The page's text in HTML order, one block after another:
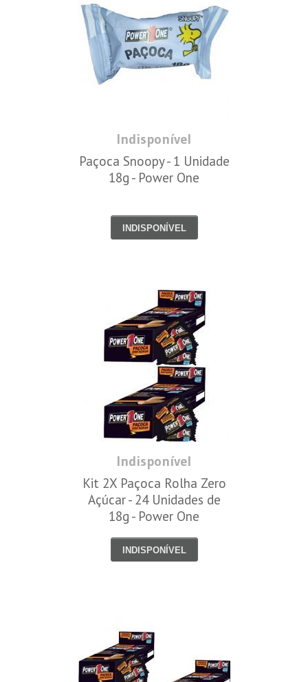
Indisponível
Paçoca Snoopy - 1 Unidade
18g - Power One
INDISPONÍVEL
Indisponível
Kit 2X Paçoca Rolha Zero
Açúcar - 24 Unidades de
18g - Power One
INDISPONÍVEL